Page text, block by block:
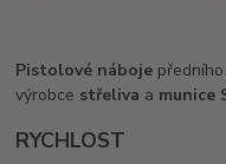
Pistolové náboje
výrobce střeliva a munice
RYCHLOST